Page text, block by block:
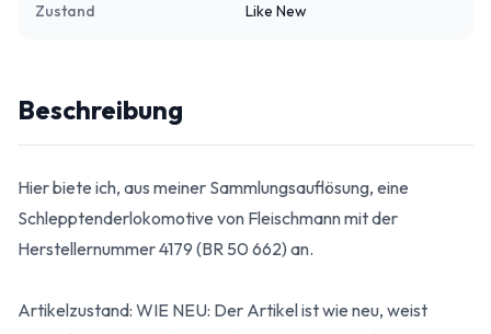
Zustand Like New
Beschreibung
Hier biete ich, aus meiner Sammlungsauflösung, eine
Schlepptenderlokomotive von Fleischmann mit der
Herstellernummer 4179 (BR 50 662) an.
Artikelzustand: WIE NEU: Der Artikel ist wie neu, weist